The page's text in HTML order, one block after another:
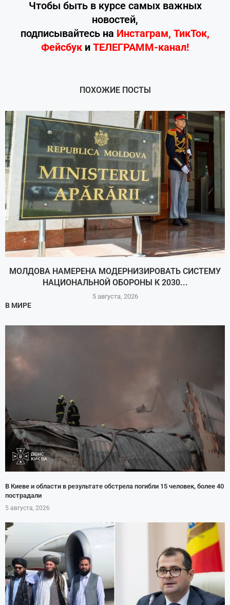
Чтобы быть в курсе самых важных
новостей,
подписывайтесь на Инстаграм, ТикТок,
Фейсбук и ТЕЛЕГРАММ-канал!
ПОХОЖИЕ ПОСТЫ
МОЛДОВА НАМЕРЕНА МОДЕРНИЗИРОВАТЬ СИСТЕМУ
НАЦИОНАЛЬНОЙ ОБОРОНЫ К 2030...
5 августа, 2026
В МИРЕ
В Киеве и области в результате обстрела погибли 15 человек, более 40
пострадали
5 августа, 2026